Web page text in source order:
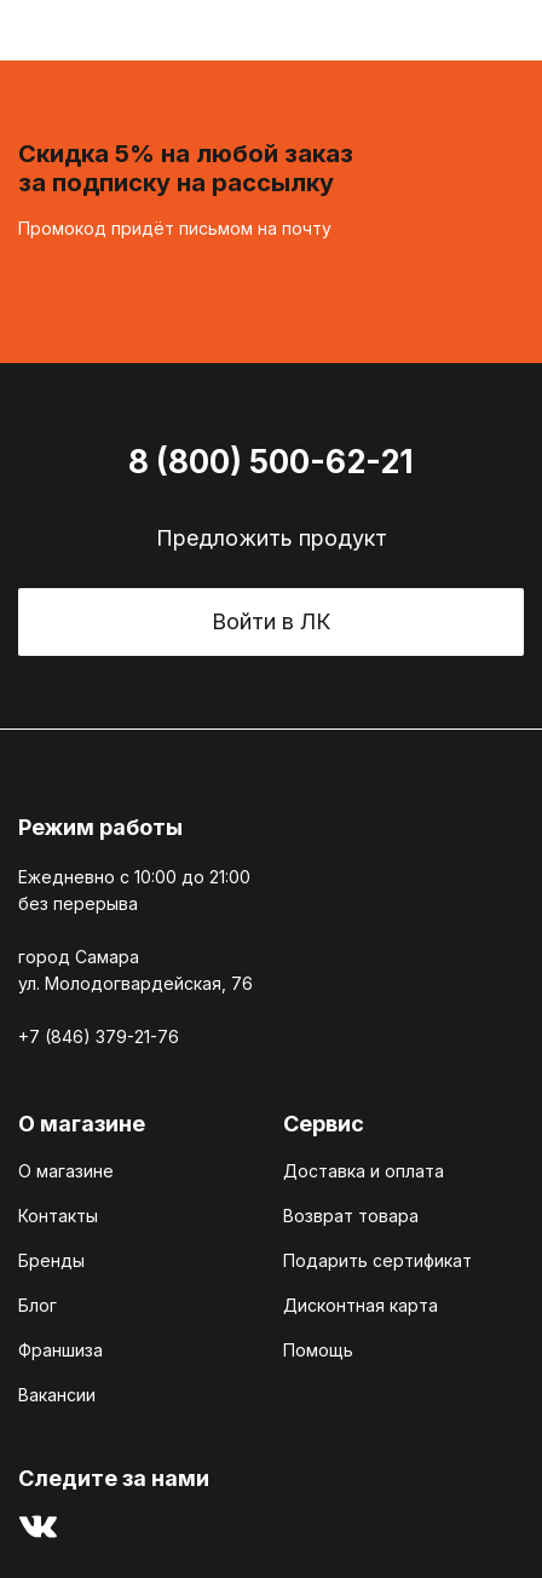
Скидка 5% на любой заказ
за подписку на рассылку
Промокод придёт письмом на почту
8 (800) 500-62-21
Предложить продукт
Войти в ЛК
Режим работы
Ежедневно c 10:00 до 21:00
без перерыва
город Самара
ул. Молодогвардейская, 76
+7 (846) 379-21-76
О магазине
О магазине
Контакты
Бренды
Блог
Франшиза
Вакансии
Сервис
Доставка и оплата
Возврат товара
Подарить сертификат
Дисконтная карта
Помощь
Cледите за нами